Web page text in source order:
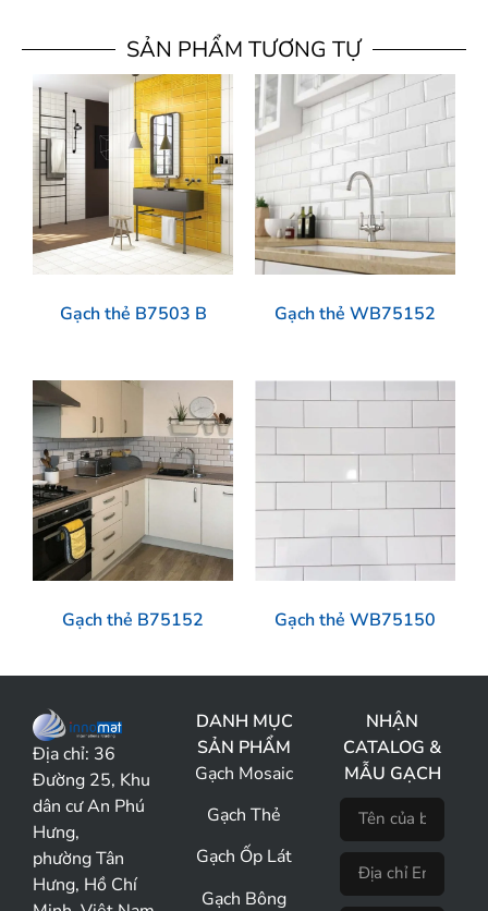
SẢN PHẨM TƯƠNG TỰ
Gạch thẻ B7503 B Gạch thẻ WB75152
Gạch thẻ B75152 Gạch thẻ WB75150
Địa chỉ: 36
Đường 25, Khu
dân cư An Phú
Hưng,
phường Tân
Hưng, Hồ Chí
DANH MỤC
SẢN PHẨM
Gạch Mosaic
Gạch Thẻ
Gạch Ốp Lát
Gạch Bông
NHẬN
CATALOG &
MẪU GẠCH